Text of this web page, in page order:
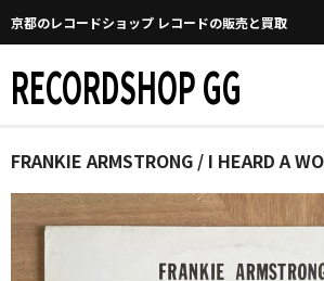
京都のレコードショップ レコードの販売と買取
RECORDSHOP GG
Home
マイページ
FRANKIE ARMSTRONG / I HEARD A